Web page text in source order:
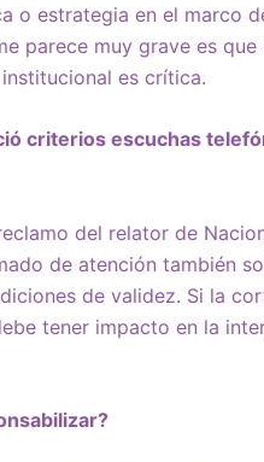
o estrategia en el marco
parece muy grave es que
es crítica.
criterios escuchas
del relator de
de atención también
de validez. Si la
tener impacto en la